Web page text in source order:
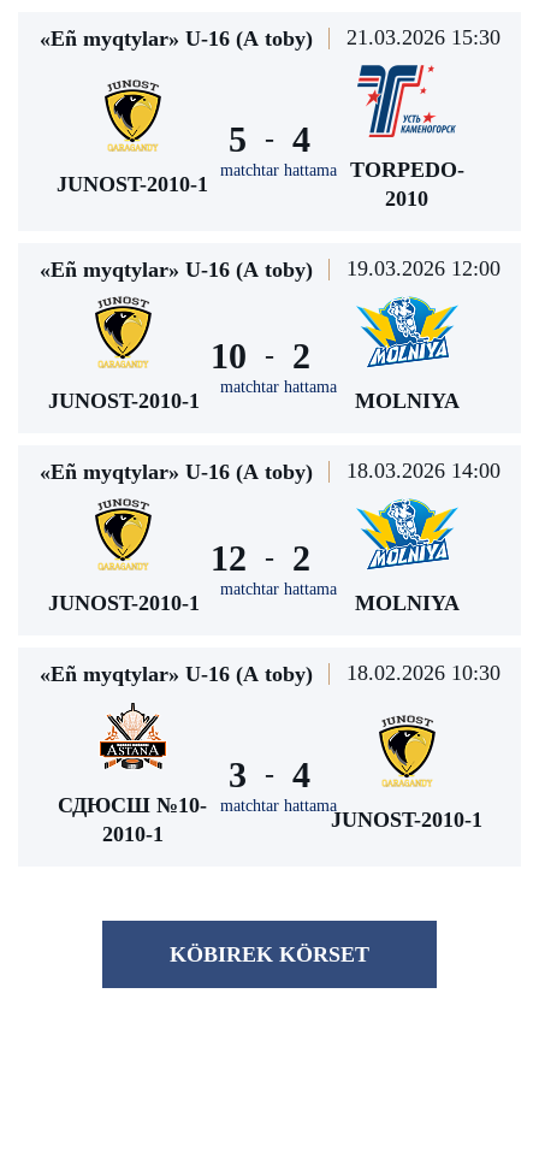
«Eñ myqtylar» U-16 (А toby) 21.03.2026 15:30
JUNOST-2010-1
5 -
matchtar hattama
4
TORPEDO-
2010
«Eñ myqtylar» U-16 (А toby) 19.03.2026 12:00
JUNOST-2010-1
10 -
matchtar hattama
2
MOLNIYA
«Eñ myqtylar» U-16 (А toby) 18.03.2026 14:00
JUNOST-2010-1
12 -
matchtar hattama
2
MOLNIYA
«Eñ myqtylar» U-16 (А toby) 18.02.2026 10:30
СДЮСШ №10-
2010-1
3 -
matchtar hattama
4
JUNOST-2010-1
KÖBІREK KÖRSET